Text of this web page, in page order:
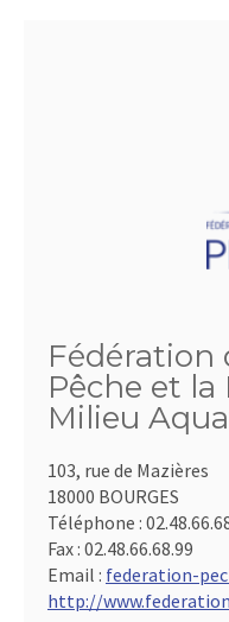
Fédération
Pêche et
Milieu
103, rue de Mazières
18000 BOURGES
Téléphone :
Fax : 02.48.66.68.99
Email : federation-
http://